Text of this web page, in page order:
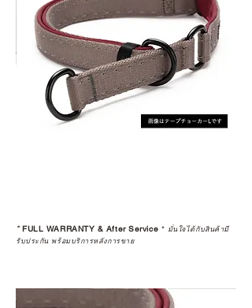
*FULL WARRANTY & After Service * มั่นใจได้กับสินค้ามี
รับประกัน พร้อมบริการหลังการขาย